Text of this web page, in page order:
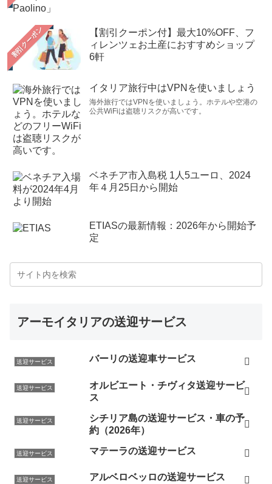
【割引クーポン付】最大10%OFF、フ
ィレンツェお土産におすすめショップ
6軒
イタリア旅行中はVPNを使いましょう
海外旅行ではVPNを使いましょう。ホテルや空港の
公共WiFiは盗聴リスクが高いです。
ベネチア市入島税 1人5ユーロ、2024
年４月25日から開始
ETIASの最新情報：2026年から開始予
定
アーモイタリアの送迎サービス
送迎サービス バーリの送迎車サービス
送迎サービス
オルビエート・チヴィタ送迎サービ
ス
送迎サービス
シチリア島の送迎サービス・車の予
約（2026年）
送迎サービス マテーラの送迎サービス
送迎サービス アルベロベッロの送迎サービス